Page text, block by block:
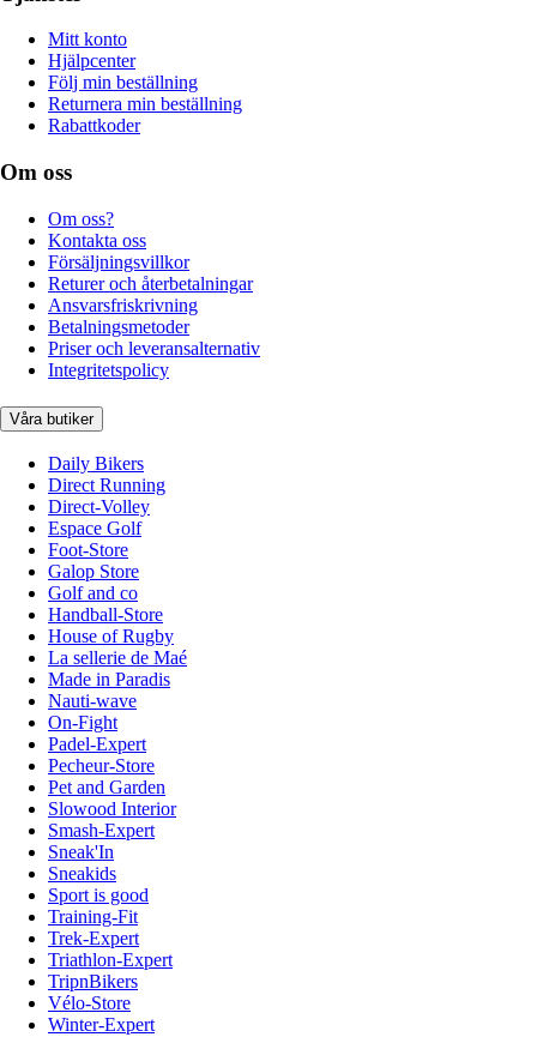
Mitt konto
Hjälpcenter
Följ min beställning
Returnera min beställning
Rabattkoder
Om oss
Om oss?
Kontakta oss
Försäljningsvillkor
Returer och återbetalningar
Ansvarsfriskrivning
Betalningsmetoder
Priser och leveransalternativ
Integritetspolicy
Våra butiker
Daily Bikers
Direct Running
Direct-Volley
Espace Golf
Foot-Store
Galop Store
Golf and co
Handball-Store
House of Rugby
La sellerie de Maé
Made in Paradis
Nauti-wave
On-Fight
Padel-Expert
Pecheur-Store
Pet and Garden
Slowood Interior
Smash-Expert
Sneak'In
Sneakids
Sport is good
Training-Fit
Trek-Expert
Triathlon-Expert
TripnBikers
Vélo-Store
Winter-Expert